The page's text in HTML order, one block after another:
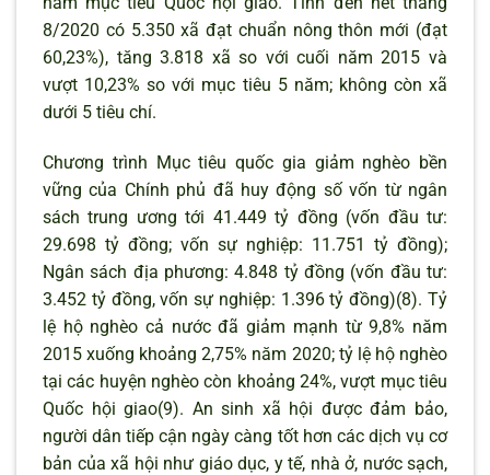
8/2020 có 5.350 xã đạt chuẩn nông thôn mới (đạt
60,23%), tăng 3.818 xã so với cuối năm 2015 và
vượt 10,23% so với mục tiêu 5 năm; không còn xã
dưới 5 tiêu chí.
Chương trình Mục tiêu quốc gia giảm nghèo bền
vững của Chính phủ đã huy động số vốn từ ngân
sách trung ương tới 41.449 tỷ đồng (vốn đầu tư:
29.698 tỷ đồng; vốn sự nghiệp: 11.751 tỷ đồng);
Ngân sách địa phương: 4.848 tỷ đồng (vốn đầu tư:
3.452 tỷ đồng, vốn sự nghiệp: 1.396 tỷ đồng)(8). Tỷ
lệ hộ nghèo cả nước đã giảm mạnh từ 9,8% năm
2015 xuống khoảng 2,75% năm 2020; tỷ lệ hộ nghèo
tại các huyện nghèo còn khoảng 24%, vượt mục tiêu
Quốc hội giao(9). An sinh xã hội được đảm bảo,
người dân tiếp cận ngày càng tốt hơn các dịch vụ cơ
bản của xã hội như giáo dục, y tế, nhà ở, nước sạch,